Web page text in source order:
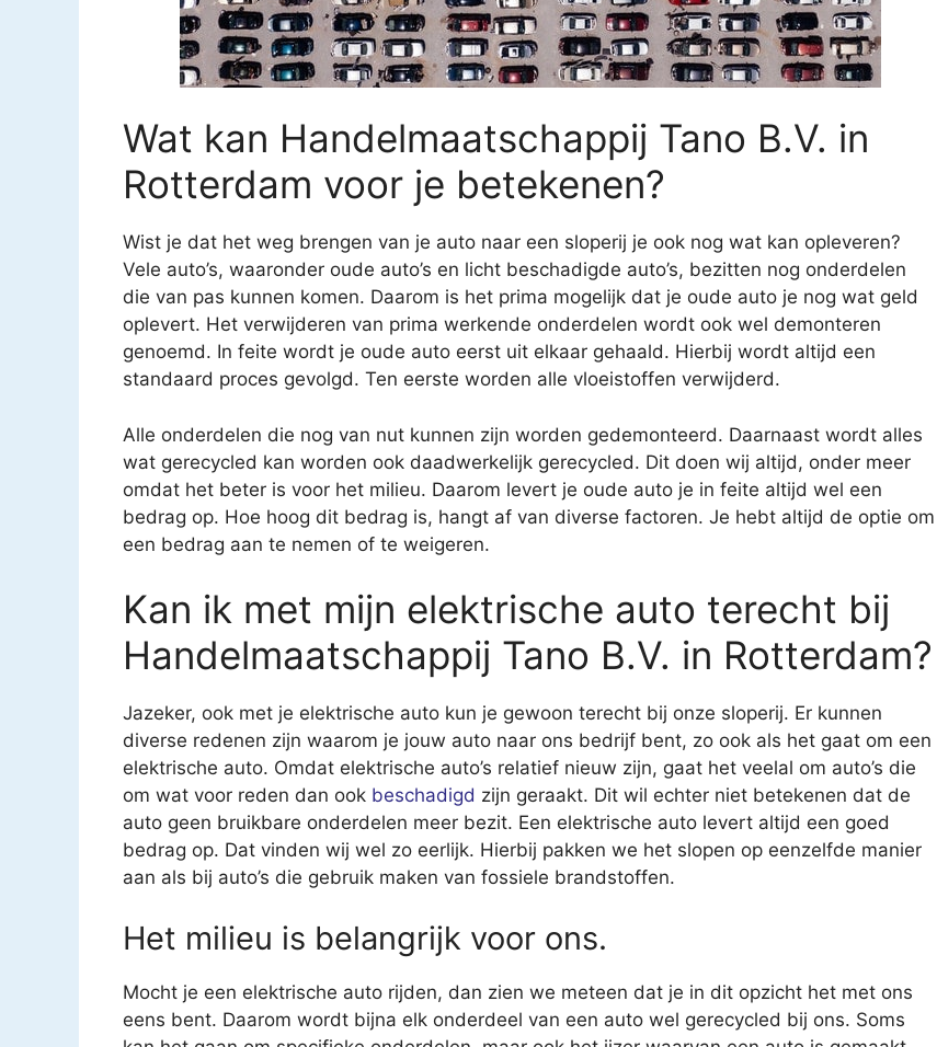
Wat kan Handelmaatschappij Tano B.V. in
Rotterdam voor je betekenen?
Wist je dat het weg brengen van je auto naar een sloperij je ook nog wat kan opleveren?
Vele auto’s, waaronder oude auto’s en licht beschadigde auto’s, bezitten nog onderdelen
die van pas kunnen komen. Daarom is het prima mogelijk dat je oude auto je nog wat geld
oplevert. Het verwijderen van prima werkende onderdelen wordt ook wel demonteren
genoemd. In feite wordt je oude auto eerst uit elkaar gehaald. Hierbij wordt altijd een
standaard proces gevolgd. Ten eerste worden alle vloeistoffen verwijderd.
Alle onderdelen die nog van nut kunnen zijn worden gedemonteerd. Daarnaast wordt alles
wat gerecycled kan worden ook daadwerkelijk gerecycled. Dit doen wij altijd, onder meer
omdat het beter is voor het milieu. Daarom levert je oude auto je in feite altijd wel een
bedrag op. Hoe hoog dit bedrag is, hangt af van diverse factoren. Je hebt altijd de optie om
een bedrag aan te nemen of te weigeren.
Kan ik met mijn elektrische auto terecht bij
Handelmaatschappij Tano B.V. in Rotterdam?
Jazeker, ook met je elektrische auto kun je gewoon terecht bij onze sloperij. Er kunnen
diverse redenen zijn waarom je jouw auto naar ons bedrijf bent, zo ook als het gaat om een
elektrische auto. Omdat elektrische auto’s relatief nieuw zijn, gaat het veelal om auto’s die
om wat voor reden dan ook beschadigd zijn geraakt. Dit wil echter niet betekenen dat de
auto geen bruikbare onderdelen meer bezit. Een elektrische auto levert altijd een goed
bedrag op. Dat vinden wij wel zo eerlijk. Hierbij pakken we het slopen op eenzelfde manier
aan als bij auto’s die gebruik maken van fossiele brandstoffen.
Het milieu is belangrijk voor ons.
Mocht je een elektrische auto rijden, dan zien we meteen dat je in dit opzicht het met ons
eens bent. Daarom wordt bijna elk onderdeel van een auto wel gerecycled bij ons. Soms